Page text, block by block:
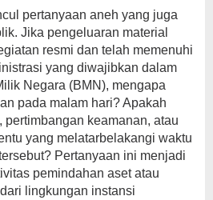
pertanyaan aneh yang juga
Jika pengeluaran material
resmi dan telah memenuhi
yang diwajibkan dalam
Negara (BMN), mengapa
pada malam hari? Apakah
pertimbangan keamanan, atau
yang melatarbelakangi waktu
Pertanyaan ini menjadi
pemindahan aset atau
lingkungan instansi